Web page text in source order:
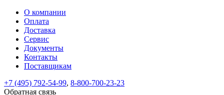
ВходРегистрация
Только
test@example.com
отправлена
по
ней
Только
Восстановление
пароля
Заполните
форму.
Мы
отправим
На
вашу
test@test.ru
Введите
новый
пароль
Пароль
успешно
Обратная
связь
Ваше
сообщение
успешно
О компании
Оплата
Доставка
Сервис
Документы
Контакты
Поставщикам
+7 (495) 792-54-99, 8-800-700-23-23
Обратная связь